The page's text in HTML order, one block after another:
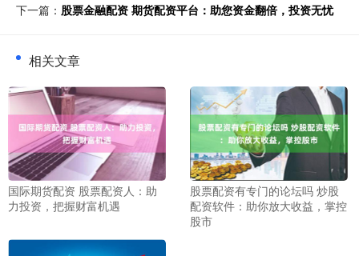
下一篇： 股票金融配资 期货配资平台：助您资金翻倍，投资无忧
相关文章
国际期货配资 股票配资人：助
力投资，把握财富机遇
股票配资有专门的论坛吗 炒股
配资软件：助你放大收益，掌控
股市